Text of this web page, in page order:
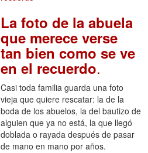
La foto de la abuela
que merece verse
tan bien como se ve
en el recuerdo.
Casi toda familia guarda una foto
vieja que quiere rescatar: la de la
boda de los abuelos, la del bautizo de
alguien que ya no está, la que llegó
doblada o rayada después de pasar
de mano en mano por años.